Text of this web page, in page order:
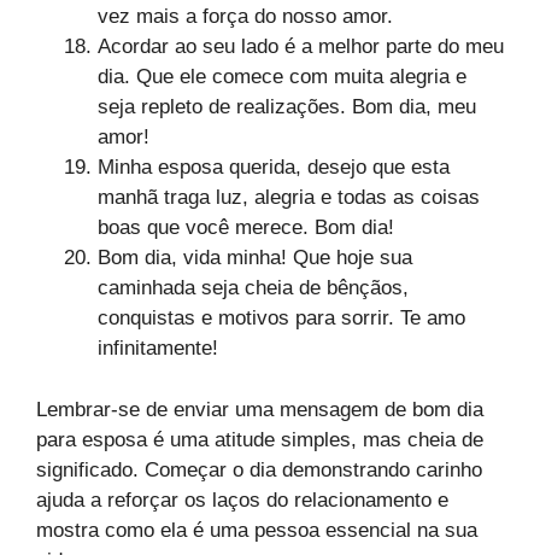
vez mais a força do nosso amor.
Acordar ao seu lado é a melhor parte do meu
dia. Que ele comece com muita alegria e
seja repleto de realizações. Bom dia, meu
amor!
Minha esposa querida, desejo que esta
manhã traga luz, alegria e todas as coisas
boas que você merece. Bom dia!
Bom dia, vida minha! Que hoje sua
caminhada seja cheia de bênçãos,
conquistas e motivos para sorrir. Te amo
infinitamente!
Lembrar-se de enviar uma mensagem de bom dia
para esposa é uma atitude simples, mas cheia de
significado. Começar o dia demonstrando carinho
ajuda a reforçar os laços do relacionamento e
mostra como ela é uma pessoa essencial na sua